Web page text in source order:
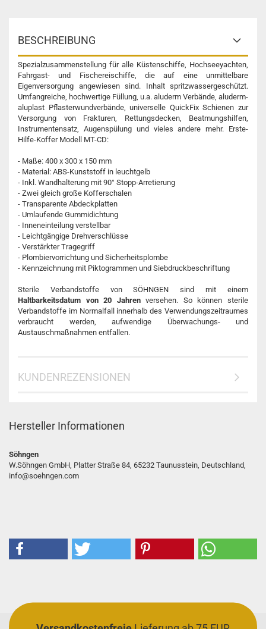
BESCHREIBUNG
Spezialzusammenstellung für alle Küstenschiffe, Hochseeyachten,
Fahrgast- und Fischereischiffe, die auf eine unmittelbare
Eigenversorgung angewiesen sind. Inhalt spritzwassergeschützt.
Umfangreiche, hochwertige Füllung, u.a. aluderm Verbände, aluderm-
aluplast Pflasterwundverbände, universelle QuickFix Schienen zur
Versorgung von Frakturen, Rettungsdecken, Beatmungshilfen,
Instrumentensatz, Augenspülung und vieles andere mehr. Erste-
Hilfe-Koffer Modell MT-CD:
- Maße: 400 x 300 x 150 mm
- Material: ABS-Kunststoff in leuchtgelb
- Inkl. Wandhalterung mit 90° Stopp-Arretierung
- Zwei gleich große Kofferschalen
- Transparente Abdeckplatten
- Umlaufende Gummidichtung
- Inneneinteilung verstellbar
- Leichtgängige Drehverschlüsse
- Verstärkter Tragegriff
- Plombiervorrichtung und Sicherheitsplombe
- Kennzeichnung mit Piktogrammen und Siebdruckbeschriftung
Sterile Verbandstoffe von SÖHNGEN sind mit einem
Haltbarkeitsdatum von 20 Jahrenversehen. So können sterile
Verbandstoffe im Normalfall innerhalb des Verwendungszeitraumes
verbraucht werden, aufwendige Überwachungs- und
Austauschmaßnahmen entfallen.
KUNDENREZENSIONEN
Hersteller Informationen
Söhngen
W.Söhngen GmbH, Platter Straße 84, 65232 Taunusstein, Deutschland,
info@soehngen.com